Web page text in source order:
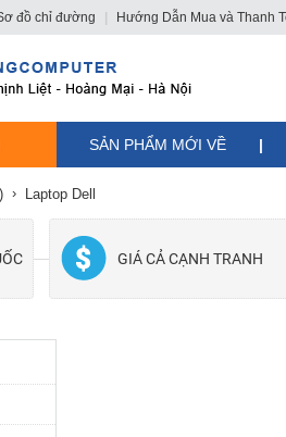
đồ chỉ đường Hướng Dẫn Mua và Thanh
SẢN PHẨM MỚI VỀ |
Laptop Dell
GIÁ CẢ CẠNH TRANH